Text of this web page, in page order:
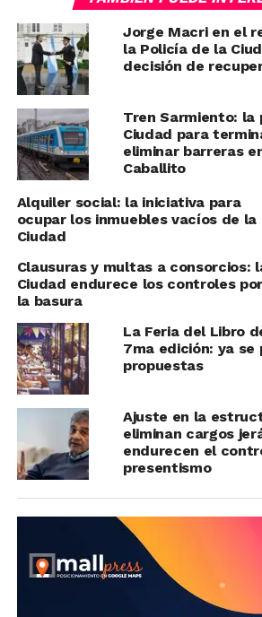
Jorge Macri en el
la Policía de la
decisión de
Tren Sarmiento: la
Ciudad para
eliminar barreras
Caballito
Alquiler social: la iniciativa para
ocupar los inmuebles vacíos de la
Ciudad
Clausuras y multas a consorcios:
Ciudad endurece los controles por
la basura
La Feria del Libro
7ma edición: ya se
propuestas
Ajuste en la
eliminan cargos
endurecen el
presentismo